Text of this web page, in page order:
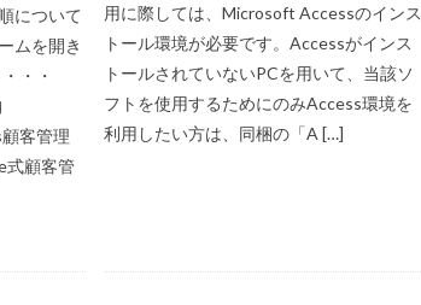
について
ムを開き
・・
客管理
式顧客管
用に際しては、Microsoft Accessのインス
トール環境が必要です。Accessがインス
トールされていないPCを用いて、当該ソ
フトを使用するためにのみAccess環境を
利用したい方は、同梱の「A […]
#sarabande #schutz
#sequenz
#Summary
#takijikobayashi
#thomasmann
#treble
#lambert #motet
#lazarevitch
#marais